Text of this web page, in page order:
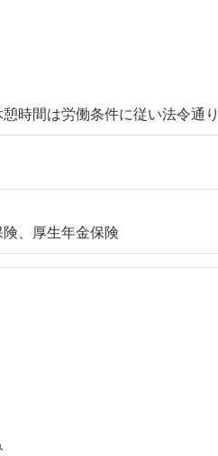
時間は労働条件に従い法令通り
、厚生年金保険